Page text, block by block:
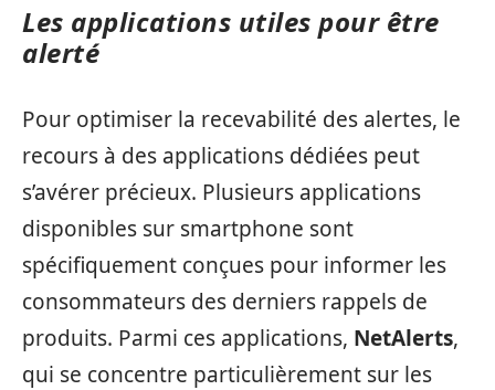
Les applications utiles pour être
alerté
Pour optimiser la recevabilité des alertes, le
recours à des applications dédiées peut
s’avérer précieux. Plusieurs applications
disponibles sur smartphone sont
spécifiquement conçues pour informer les
consommateurs des derniers rappels de
produits. Parmi ces applications, NetAlerts,
qui se concentre particulièrement sur les